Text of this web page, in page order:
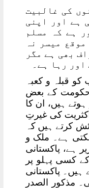
کی غالبیت
ہے اور اپنی
ہے کہ مسلم
میسر نہ
بھی ہے مگر
رہا ہے۔
قبلہ و کعبہ
حکومت کے بعض
ہیں، ان کا
کی غیرتِ
کرتے ہیں کہ
ہے۔ ملک و
ہے، پاکستانی
کسی پہلو پر
ہیں۔ پاکستانی
مذکور الصدر